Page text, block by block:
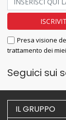
Presa visione
trattamento dei
Seguici sui
IL GRUPPO